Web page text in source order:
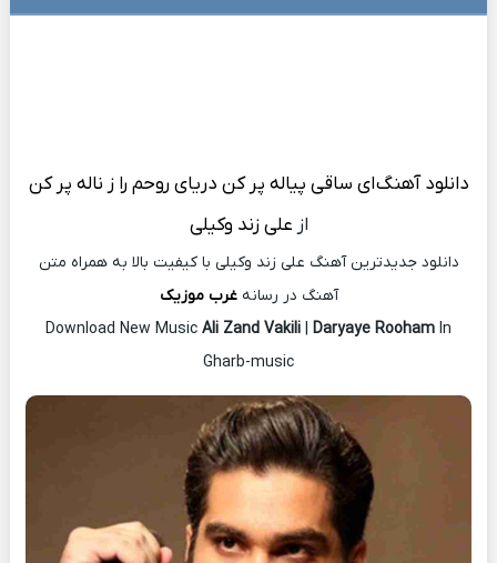
دانلود آهنگای ﺳﺎﻗﻰ ﭘﻴﺎﻟﻪ ﭘﺮ ﻛﻦ درﻳﺎی روﺣﻢ را ز ﻧﺎﻟﻪ ﭘﺮ ﻛﻦ
از علی زند وکیلی
دانلود جدیدترین آهنگ علی زند وکیلی با کیفیت بالا به همراه متن
آهنگ در رسانهغرب موزیک
Download New Music Ali Zand Vakili | Daryaye Rooham In
Gharb-music